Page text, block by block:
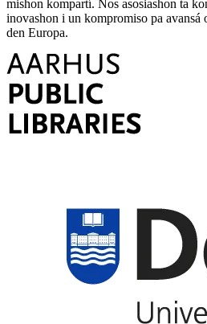
mishon kompartí. Nos asosiashon ta
inovashon i un kompromiso pa avansá
den Europa.